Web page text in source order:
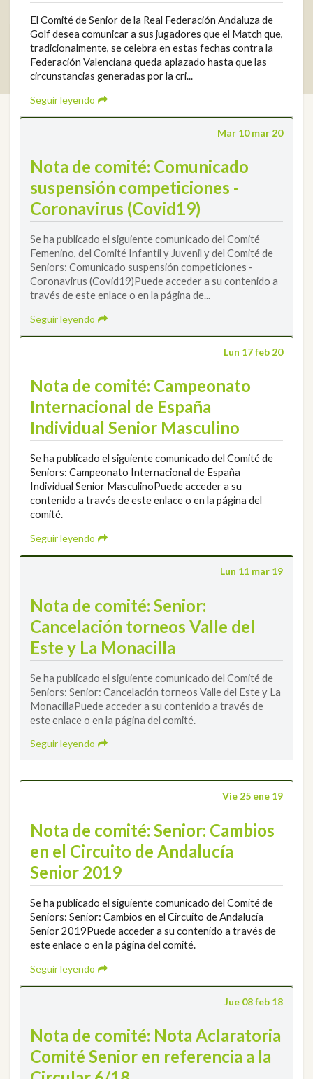
El Comité de Senior de la Real Federación Andaluza de
Golf desea comunicar a sus jugadores que el Match que,
tradicionalmente, se celebra en estas fechas contra la
Federación Valenciana queda aplazado hasta que las
circunstancias generadas por la cri...
Seguir leyendo
Mar 10 mar 20
Nota de comité: Comunicado
suspensión competiciones -
Coronavirus (Covid19)
Se ha publicado el siguiente comunicado del Comité
Femenino, del Comité Infantil y Juvenil y del Comité de
Seniors: Comunicado suspensión competiciones -
Coronavirus (Covid19)Puede acceder a su contenido a
través de este enlace o en la página de...
Seguir leyendo
Lun 17 feb 20
Nota de comité: Campeonato
Internacional de España
Individual Senior Masculino
Se ha publicado el siguiente comunicado del Comité de
Seniors: Campeonato Internacional de España
Individual Senior MasculinoPuede acceder a su
contenido a través de este enlace o en la página del
comité.
Seguir leyendo
Lun 11 mar 19
Nota de comité: Senior:
Cancelación torneos Valle del
Este y La Monacilla
Se ha publicado el siguiente comunicado del Comité de
Seniors: Senior: Cancelación torneos Valle del Este y La
MonacillaPuede acceder a su contenido a través de
este enlace o en la página del comité.
Seguir leyendo
Vie 25 ene 19
Nota de comité: Senior: Cambios
en el Circuito de Andalucía
Senior 2019
Se ha publicado el siguiente comunicado del Comité de
Seniors: Senior: Cambios en el Circuito de Andalucía
Senior 2019Puede acceder a su contenido a través de
este enlace o en la página del comité.
Seguir leyendo
Jue 08 feb 18
Nota de comité: Nota Aclaratoria
Comité Senior en referencia a la
2026 © Real Federación Andaluza de Golf
Política de Privacidad
Política de Cookies
Aviso legal
© DarkSky
Widget de competiciones